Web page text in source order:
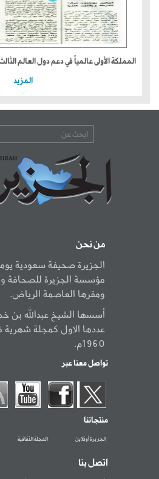
المملكة الأولى عالمياً في دعم دول العالم
المزيد
من نحن
الجزيرة صحيفة سعودية
مؤسسة الجزيرة للصحافة
ومقرها العاصمة الرياض.
أسسها الشيخ عبدالله بن
عددها الاول كمجلة شهرية
1960م.
تواصل معنا عبر
منتجاتنا
الجزيرة أونلاين المجلة الثقافية
اتصل بنا